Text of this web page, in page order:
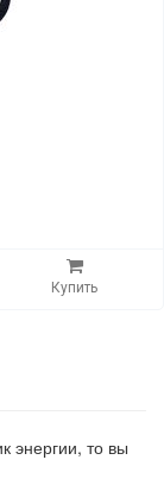
Купить
энергии, то вы